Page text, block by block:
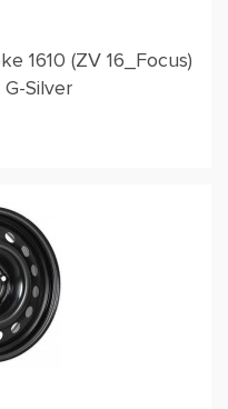
1610 (ZV 16_Focus)
Silver